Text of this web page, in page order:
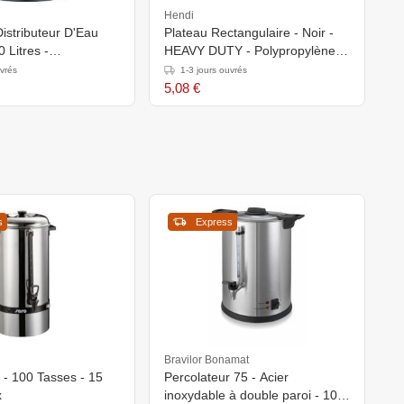
D'Eau
Litres -
Hendi
Plateau Rectangulaire - Noir -
HEAVY DUTY - Polypropylène -
Résistant - Antidérapant -
255x355mm
1-3 jours ouvrés
5,08 €
100 Tasses - 15
Express
Bravilor Bonamat
Percolateur 75 - Acier
inoxydable à double paroi - 10